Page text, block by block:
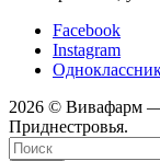
Facebook
Instagram
2026 © Вивафарм —
Приднестровья.